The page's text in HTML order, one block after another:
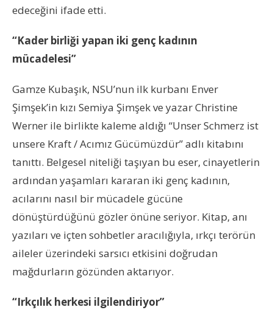
edeceğini ifade etti.
“Kader birliği yapan iki genç kadının
mücadelesi”
Gamze Kubaşık, NSU’nun ilk kurbanı Enver
Şimşek’in kızı Semiya Şimşek ve yazar Christine
Werner ile birlikte kaleme aldığı “Unser Schmerz ist
unsere Kraft / Acımız Gücümüzdür” adlı kitabını
tanıttı. Belgesel niteliği taşıyan bu eser, cinayetlerin
ardından yaşamları kararan iki genç kadının,
acılarını nasıl bir mücadele gücüne
dönüştürdüğünü gözler önüne seriyor. Kitap, anı
yazıları ve içten sohbetler aracılığıyla, ırkçı terörün
aileler üzerindeki sarsıcı etkisini doğrudan
mağdurların gözünden aktarıyor.
“Irkçılık herkesi ilgilendiriyor”